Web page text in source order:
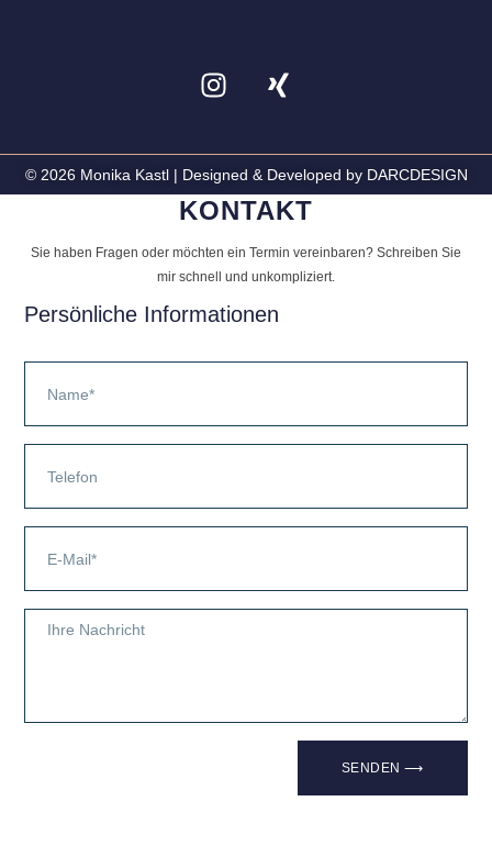
© 2026 Monika Kastl | Designed & Developed by DARCDESIGN
KONTAKT
Sie haben Fragen oder möchten ein Termin vereinbaren? Schreiben Sie
mir schnell und unkompliziert.
Persönliche Informationen
SENDEN ⟶